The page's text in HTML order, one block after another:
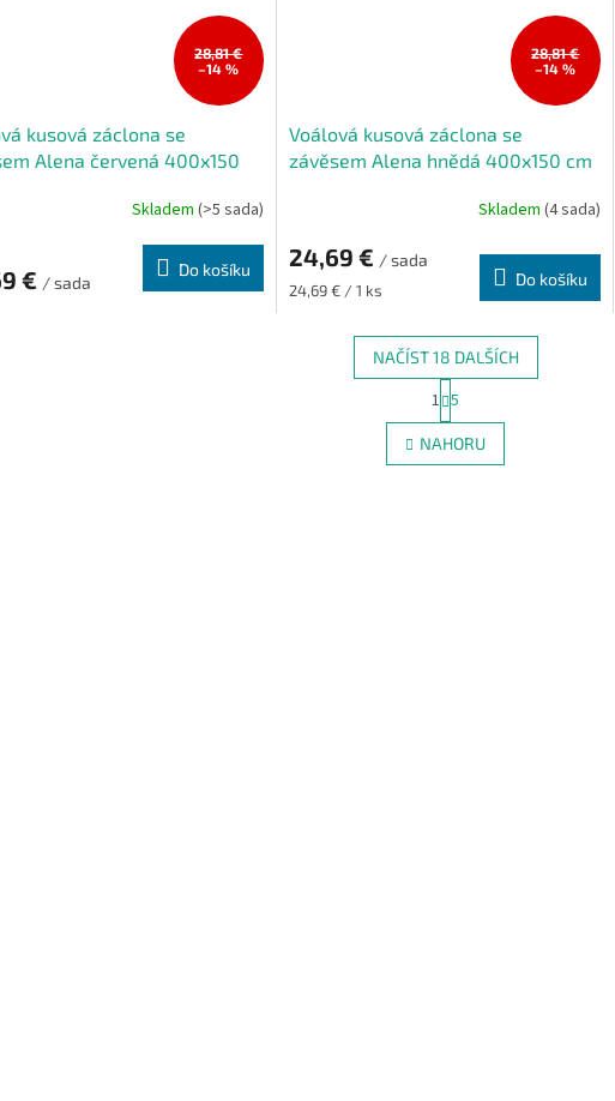
28,81 €
–14 %
kusová záclona se
Alena červená 400x150
Skladem (>5 sada)
€ / sada
Do košíku
28,81 €
–14 %
Voálová kusová záclona se
závěsem Alena hnědá 400x150 cm
produktu
je
5,0
hvězdiček.
Skladem (4 sada)
24,69 € / sada
Měrná
24,69 € / 1 ks
Do košíku
O
v
l
NAČÍST 18 DALŠÍCH
t
r
á
n
1 5
NAHORU